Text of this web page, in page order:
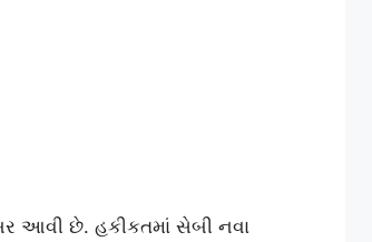
આવી છે. હકીકતમાં સેબી નવા